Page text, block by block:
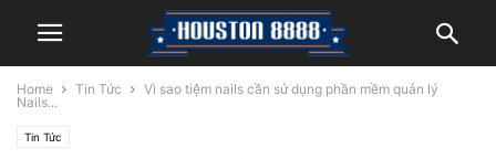
Home Tin Tức
Vì sao tiệm nails cần sử dụng phần mềm quản lý
Nails...
Tin Tức